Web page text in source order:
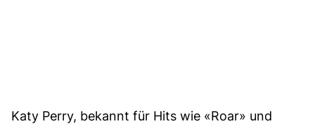
Katy Perry, bekannt für Hits wie «Roar» und